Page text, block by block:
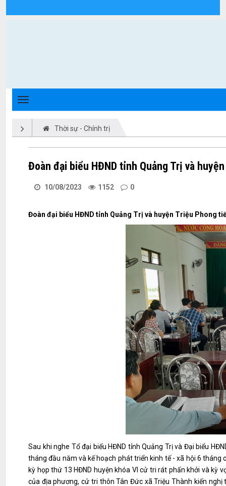
Thời sự - Chính trị
Đoàn đại biểu HĐND tỉnh Quảng Trị và
10/08/2023 1152 0
Đoàn đại biểu HĐND tỉnh Quảng Trị và huyện Triệu Phong
Sau khi nghe Tổ đại biểu HĐND tỉnh Quảng Trị và Đại biểu
tháng đầu năm và kế hoạch phát triển kinh tế - xã hội 6
kỳ họp thứ 13 HĐND huyện khóa VI cử tri rát phấn khởi và kỳ
của địa phương, cử tri thôn Tân Đức xã Triệu Thành kiến